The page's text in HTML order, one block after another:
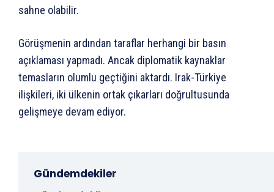
sahne olabilir.
Görüşmenin ardından taraflar herhangi bir basın
açıklaması yapmadı. Ancak diplomatik kaynaklar
temasların olumlu geçtiğini aktardı. Irak-Türkiye
ilişkileri, iki ülkenin ortak çıkarları doğrultusunda
gelişmeye devam ediyor.
Gündemdekiler